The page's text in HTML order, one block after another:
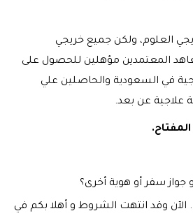
العلوم، ولكن جميع خريجي
المعتمدين مؤهلين للحصول على
في السعودية والحاصلين علي
علاجية عن بعد.
جواز سفر أو هوية أخرى؟
وقد انتهت الشروط و أهلا بكم في